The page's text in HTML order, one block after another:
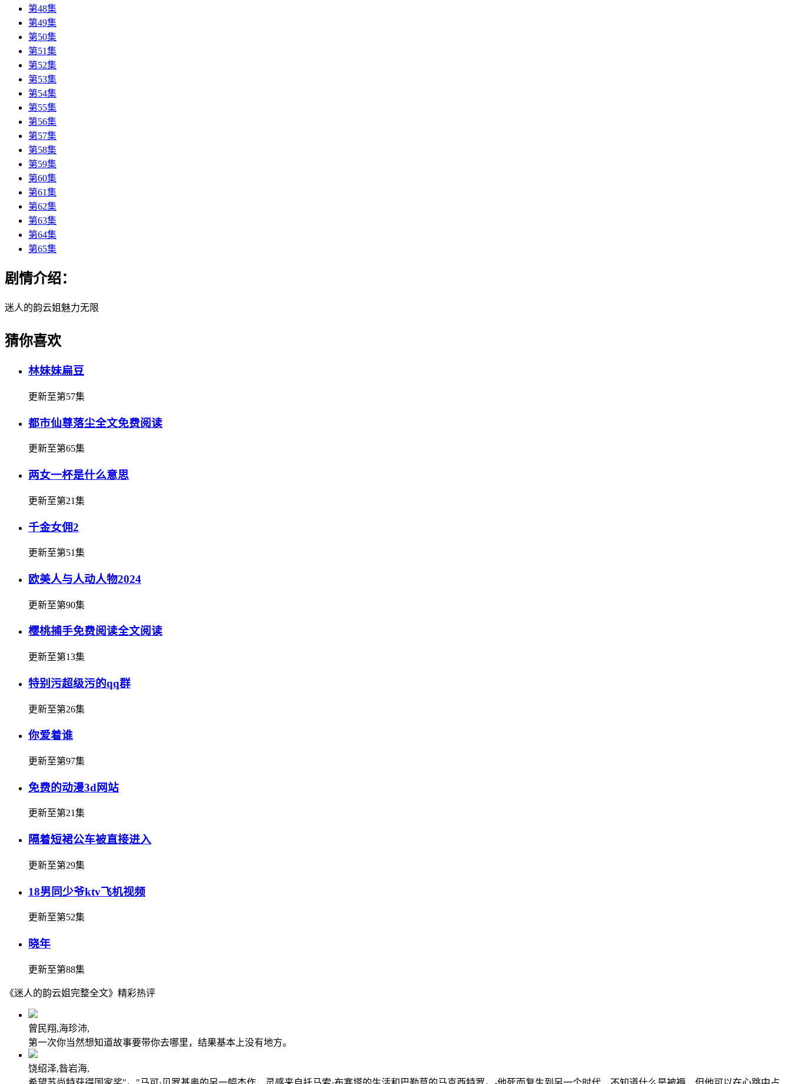
第48集
第49集
第50集
第51集
第52集
第53集
第54集
第55集
第56集
第57集
第58集
第59集
第60集
第61集
第62集
第63集
第64集
第65集
剧情介绍：
迷人的韵云姐魅力无限
猜你喜欢
林妹妹扁豆
更新至第57集
都市仙尊落尘全文免费阅读
更新至第65集
两女一杯是什么意思
更新至第21集
千金女佣2
更新至第51集
欧美人与人动人物2024
更新至第90集
樱桃捕手免费阅读全文阅读
更新至第13集
特别污超级污的qq群
更新至第26集
你爱着谁
更新至第97集
免费的动漫3d网站
更新至第21集
隔着短裙公车被直接进入
更新至第29集
18男同少爷ktv飞机视频
更新至第52集
晓年
更新至第88集
《迷人的韵云姐完整全文》精彩热评
曾民翔,海珍沛,
第一次你当然想知道故事要带你去哪里，结果基本上没有地方。
饶绍泽,昝岩海,